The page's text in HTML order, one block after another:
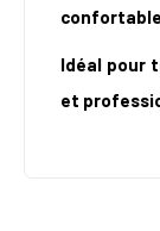
Idéal pour
et